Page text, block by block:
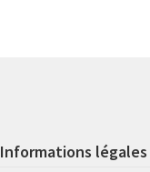
Informations légales